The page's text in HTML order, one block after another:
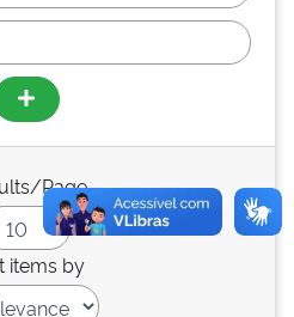
Page
items by